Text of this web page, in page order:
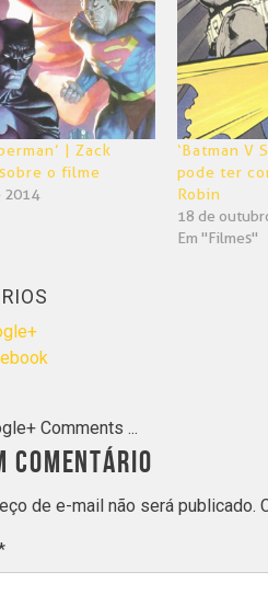
| Zack
o filme
2014
‘Batman V
pode ter
Robin
18 de
Em "Filmes"
Comments ...
COMENTÁRIO
de e-mail não será publicado.